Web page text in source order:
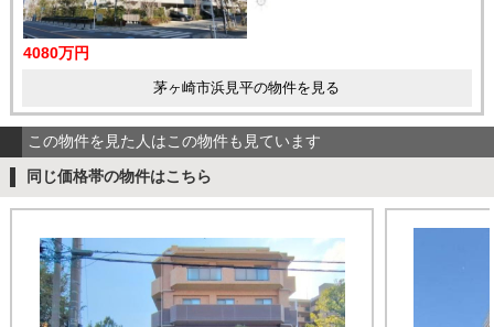
4080万円
茅ヶ崎市浜見平の物件を見る
この物件を見た人はこの物件も見ています
同じ価格帯の物件はこちら